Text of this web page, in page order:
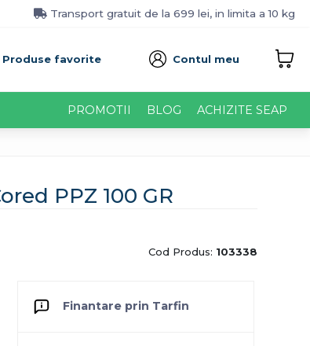
Transport gratuit de la 699 lei, in limita a 10 kg
Produse favorite Contul meu
PROMOTII BLOG ACHIZITE SEAP
PPZ 100 GR
Cod Produs: 103338
Finantare prin Tarfin